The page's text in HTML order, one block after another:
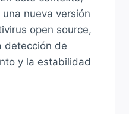
una nueva versión
open source,
detección de
y la estabilidad